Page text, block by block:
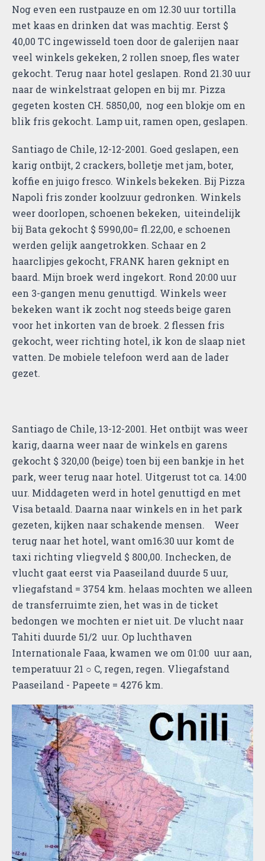
Nog even een rustpauze en om 12.30 uur tortilla
met kaas en drinken dat was machtig. Eerst $
40,00 TC ingewisseld toen door de galerijen naar
veel winkels gekeken, 2 rollen snoep, fles water
gekocht. Terug naar hotel geslapen. Rond 21.30 uur
naar de winkelstraat gelopen en bij mr. Pizza
gegeten kosten CH. 5850,00, nog een blokje om en
blik fris gekocht. Lamp uit, ramen open, geslapen.
Santiago de Chile, 12-12-2001. Goed geslapen, een
karig ontbijt, 2 crackers, bolletje met jam, boter,
koffie en juigo fresco. Winkels bekeken. Bij Pizza
Napoli fris zonder koolzuur gedronken. Winkels
weer doorlopen, schoenen bekeken, uiteindelijk
bij Bata gekocht $ 5990,00= fl.22,00, e schoenen
werden gelijk aangetrokken. Schaar en 2
haarclipjes gekocht, FRANK haren geknipt en
baard. Mijn broek werd ingekort. Rond 20:00 uur
een 3-gangen menu genuttigd. Winkels weer
bekeken want ik zocht nog steeds beige garen
voor het inkorten van de broek. 2 flessen fris
gekocht, weer richting hotel, ik kon de slaap niet
vatten. De mobiele telefoon werd aan de lader
gezet.
Santiago de Chile, 13-12-2001. Het ontbijt was weer
karig, daarna weer naar de winkels en garens
gekocht $ 320,00 (beige) toen bij een bankje in het
park, weer terug naar hotel. Uitgerust tot ca. 14:00
uur. Middageten werd in hotel genuttigd en met
Visa betaald. Daarna naar winkels en in het park
gezeten, kijken naar schakende mensen. Weer
terug naar het hotel, want om16:30 uur komt de
taxi richting vliegveld $ 800,00. Inchecken, de
vlucht gaat eerst via Paaseiland duurde 5 uur,
vliegafstand = 3754 km. helaas mochten we alleen
de transferruimte zien, het was in de ticket
bedongen we mochten er niet uit. De vlucht naar
Tahiti duurde 51/2 uur. Op luchthaven
Internationale Faaa, kwamen we om 01:00 uur aan,
temperatuur 21 ○ C, regen, regen. Vliegafstand
Paaseiland - Papeete = 4276 km.